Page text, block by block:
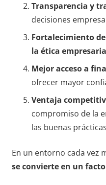
Transparencia y
decisiones
Fortalecimiento
la ética
Mejor acceso a
ofrecer mayor
Ventaja
compromiso de la
las buenas
En un entorno cada vez
se convierte en un